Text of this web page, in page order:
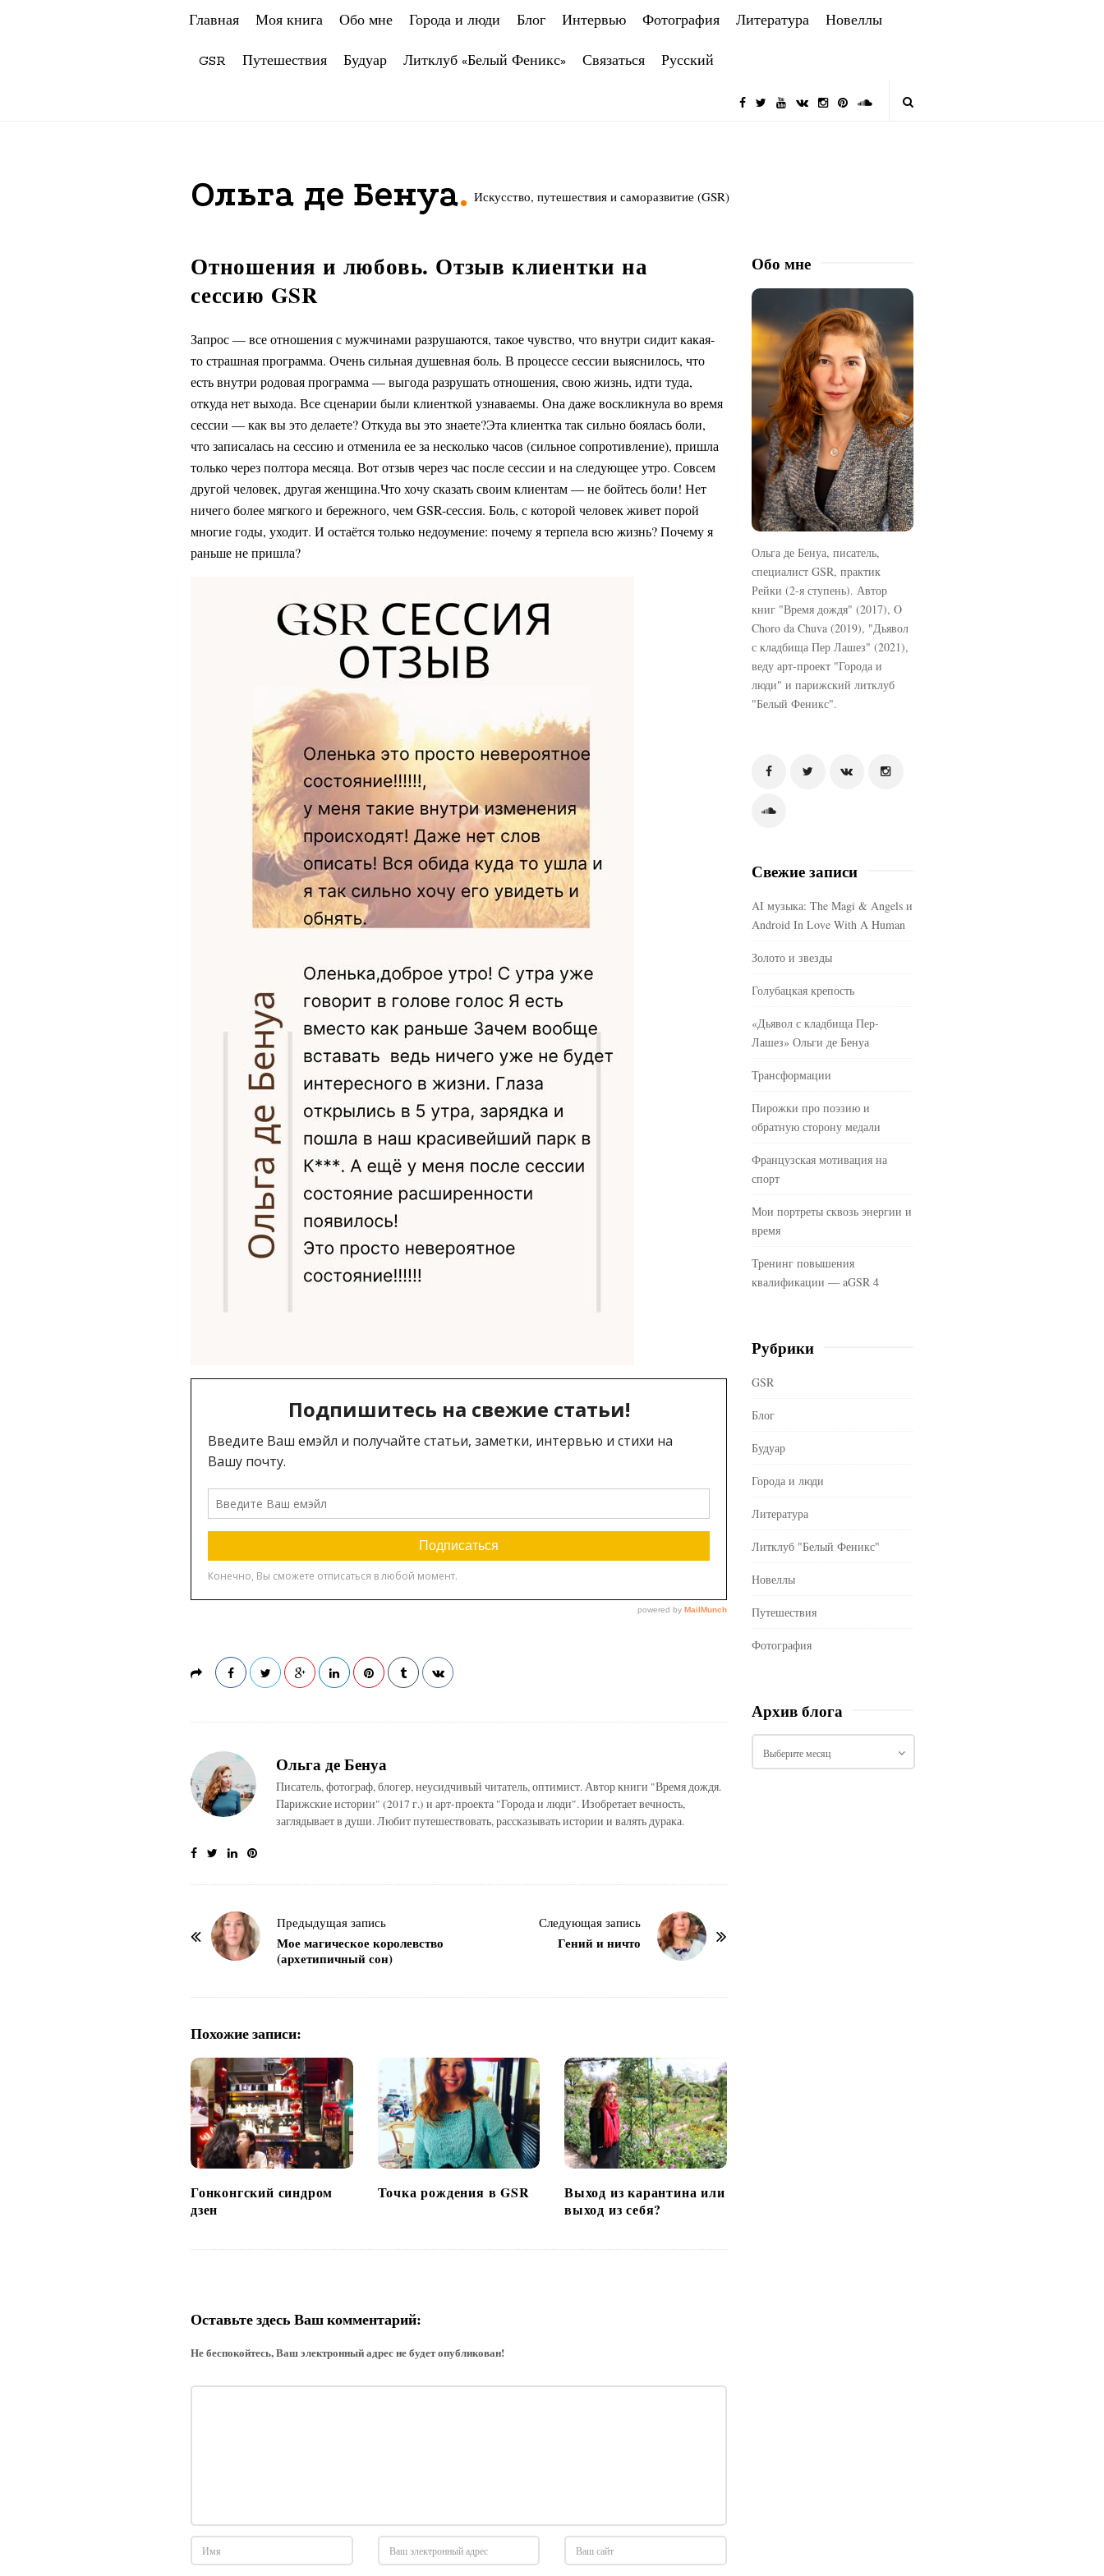
Главная Моя книга Обо мне Города и люди Блог Интервью Фотография Литература Новеллы
GSR Путешествия Будуар Литклуб «Белый Феникс» Связаться Русский
Ольга де Бенуа. Искусство, путешествия и саморазвитие (GSR)
Отношения и любовь. Отзыв клиентки на
сессию GSR
Запрос — все отношения с мужчинами разрушаются, такое чувство, что внутри сидит какая-
то страшная программа. Очень сильная душевная боль. В процессе сессии выяснилось, что
есть внутри родовая программа — выгода разрушать отношения, свою жизнь, идти туда,
откуда нет выхода. Все сценарии были клиенткой узнаваемы. Она даже воскликнула во время
сессии — как вы это делаете? Откуда вы это знаете?Эта клиентка так сильно боялась боли,
что записалась на сессию и отменила ее за несколько часов (сильное сопротивление), пришла
только через полтора месяца. Вот отзыв через час после сессии и на следующее утро. Совсем
другой человек, другая женщина.Что хочу сказать своим клиентам — не бойтесь боли! Нет
ничего более мягкого и бережного, чем GSR-сессия. Боль, с которой человек живет порой
многие годы, уходит. И остаётся только недоумение: почему я терпела всю жизнь? Почему я
раньше не пришла?
Ольга де Бенуа
Писатель, фотограф, блогер, неусидчивый читатель, оптимист. Автор книги "Время дождя.
Парижские истории" (2017 г.) и арт-проекта "Города и люди". Изобретает вечность,
заглядывает в души. Любит путешествовать, рассказывать истории и валять дурака.
Предыдущая запись
Мое магическое королевство
(архетипичный сон)
Следующая запись
Гений и ничто
Похожие записи:
Гонконгский синдром
дзен
Точка рождения в GSR
Выход из карантина или
выход из себя?
Оставьте здесь Ваш комментарий:
Не беспокойтесь, Ваш электронный адрес не будет опубликован!
S
i
e
S
i
e
b
a
Обо мне
Ольга де Бенуа, писатель,
специалист GSR, практик
Рейки (2-я ступень). Автор
книг "Время дождя" (2017), O
Choro da Chuva (2019), "Дьявол
с кладбища Пер Лашез" (2021),
веду арт-проект "Города и
люди" и парижский литклуб
"Белый Феникс".
Свежие записи
AI музыка: The Magi & Angels и
Android In Love With A Human
Золото и звезды
Голубацкая крепость
«Дьявол с кладбища Пер-
Лашез» Ольги де Бенуа
Трансформации
Пирожки про поэзию и
обратную сторону медали
Французская мотивация на
спорт
Мои портреты сквозь энергии и
время
Тренинг повышения
квалификации — aGSR 4
Рубрики
GSR
Блог
Будуар
Города и люди
Литература
Литклуб "Белый Феникс"
Новеллы
Путешествия
Фотография
Архив блога
р